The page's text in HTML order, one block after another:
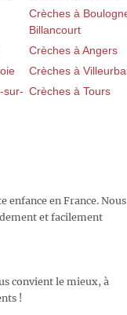
Crèches à
Billancourt
Crèches à Angers
Crèches à
sur- Crèches à Tours
enfance en France. Nous
et facilement
convient le mieux, à
!